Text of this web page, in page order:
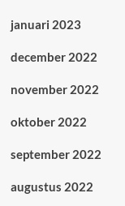
januari 2023
december 2022
november 2022
oktober 2022
september 2022
augustus 2022